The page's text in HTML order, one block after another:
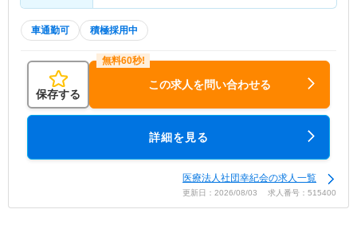
車通勤可 積極採用中
保存する
この求人を問い合わせる
詳細を見る
医療法人社団幸紀会の求人一覧
更新日：2026/08/03 求人番号：515400